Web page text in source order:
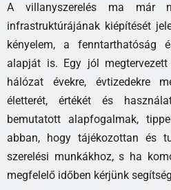
A villanyszerelés ma már
infrastruktúrájának kiépítését
kényelem, a fenntarthatóság
alapját is. Egy jól
hálózat évekre, évtizedekre
életterét, értékét és
bemutatott alapfogalmak,
abban, hogy tájékozottan és
szerelési munkákhoz, s ha
megfelelő időben kérjünk